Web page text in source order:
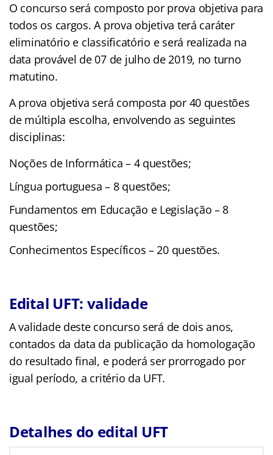
O concurso será composto por prova objetiva para
todos os cargos. A prova objetiva terá caráter
eliminatório e classificatório e será realizada na
data provável de 07 de julho de 2019, no turno
matutino.
A prova objetiva será composta por 40 questões
de múltipla escolha, envolvendo as seguintes
disciplinas:
Noções de Informática – 4 questões;
Língua portuguesa – 8 questões;
Fundamentos em Educação e Legislação – 8
questões;
Conhecimentos Específicos – 20 questões.
Edital UFT: validade
A validade deste concurso será de dois anos,
contados da data da publicação da homologação
do resultado final, e poderá ser prorrogado por
igual período, a critério da UFT.
Detalhes do edital UFT